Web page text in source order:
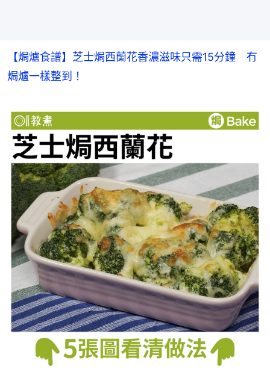
【焗爐食譜】芝士焗西蘭花香濃滋味只需15分鐘　冇
焗爐一樣整到！